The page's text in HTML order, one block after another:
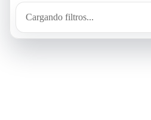
Cargando filtros...